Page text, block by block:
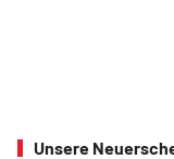
Unsere